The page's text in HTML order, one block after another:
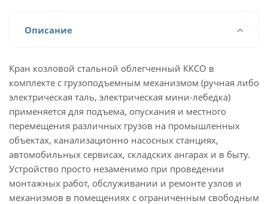
Описание
Кран козловой стальной облегченный ККСО в
комплекте с грузоподъемным механизмом (ручная либо
электрическая таль, электрическая мини-лебедка)
применяется для подъема, опускания и местного
перемещения различных грузов на промышленных
объектах, канализационно насосных станциях,
автомобильных сервисах, складских ангарах и в быту.
Устройство просто незаменимо при проведении
монтажных работ, обслуживании и ремонте узлов и
механизмов в помещениях с ограниченным свободным